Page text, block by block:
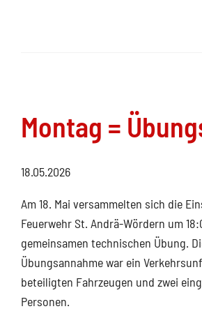
Montag =
18.05.2026
Am 18. Mai versammelten sich die
Feuerwehr St. Andrä-Wördern um
gemeinsamen technischen Übung.
Übungsannahme war ein
beteiligten Fahrzeugen und zwei
Personen.